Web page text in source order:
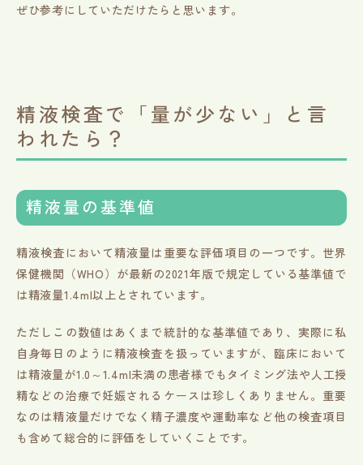
ぜひ参考にしていただけたらと思います。
精液検査で「量が少ない」と言
われたら？
精液量の基準値
精液検査において精液量は重要な評価項目の一つです。世界
保健機関（WHO）が最新の2021年版で規定している基準値で
は精液量1.4ml以上とされています。
ただしこの数値はあくまで統計的な基準値であり、実際に私
自身毎日のように精液検査を扱っていますが、臨床において
は精液量が1.0～1.4ml未満の患者様でもタイミング法や人工授
精などの治療で妊娠されるケースは珍しくありません。重要
なのは精液量だけでなく精子濃度や運動率など他の検査項目
も含めて総合的に評価をしていくことです。